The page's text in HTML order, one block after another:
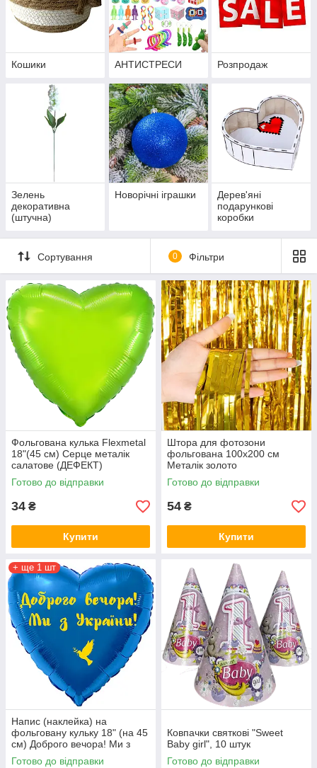
Кошики АНТИСТРЕСИ Розпродаж
Зелень
декоративна
(штучна)
Новорічні іграшки
Дерев'яні
подарункові
коробки
Сортування 0 Фільтри
Фольгована кулька Flexmetal
18"(45 см) Серце металік
салатове (ДЕФЕКТ)
Готово до відправки
34 ₴
Купити
Штора для фотозони
фольгована 100х200 см
Металік золото
Готово до відправки
54 ₴
Купити
+ ще 1 шт
Напис (наклейка) на
фольговану кульку 18" (на 45
см) Доброго вечора! Ми з
України! (будь-який колір)
Готово до відправки
Ковпачки святкові "Sweet
Baby girl", 10 штук
Готово до відправки